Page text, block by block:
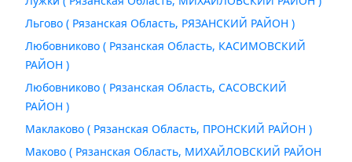
Льгово ( Рязанская Область, РЯЗАНСКИЙ РАЙОН )
Любовниково ( Рязанская Область, КАСИМОВСКИЙ
РАЙОН )
Любовниково ( Рязанская Область, САСОВСКИЙ
РАЙОН )
Маклаково ( Рязанская Область, ПРОНСКИЙ РАЙОН )
Маково ( Рязанская Область, МИХАЙЛОВСКИЙ РАЙОН